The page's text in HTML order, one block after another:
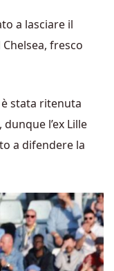
a lasciare il
fresco
stata ritenuta
l’ex Lille
a difendere la